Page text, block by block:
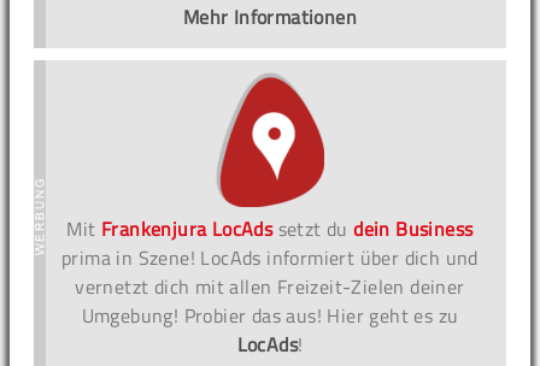
Mehr Informationen
Mit Frankenjura LocAdssetzt dudein Business
prima in Szene! LocAds informiert über dich und
vernetzt dich mit allen Freizeit-Zielen deiner
Umgebung! Probier das aus! Hier geht es zu
LocAds!